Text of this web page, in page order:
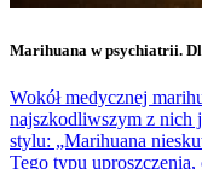
Marihuana w psychiatrii.
Wokół medycznej
najszkodliwszym z nich
stylu: „Marihuana
Tego typu